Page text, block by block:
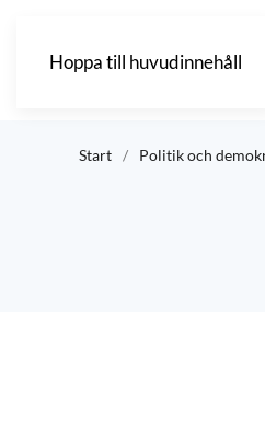
Hoppa till huvudinnehåll
Start Politik och